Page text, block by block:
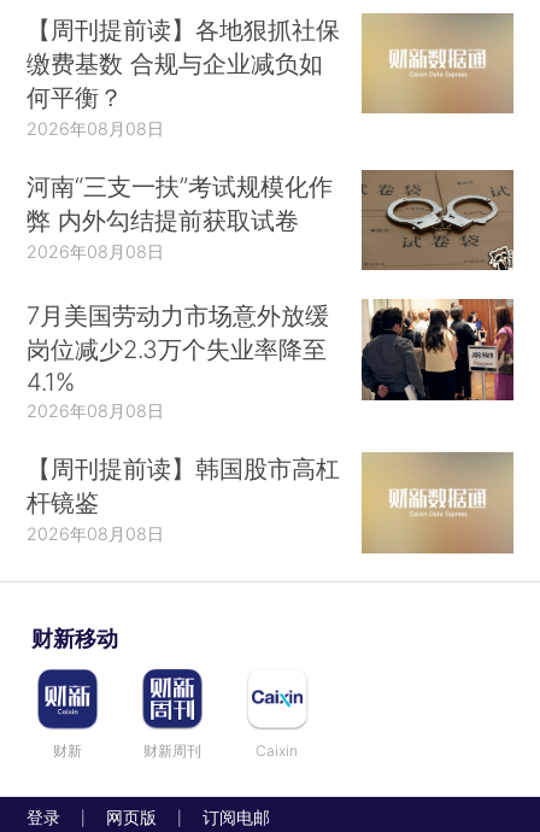
家埃莉诺·奥斯特罗姆（Elinor Ostrom）和心理学
家丹尼尔·卡尼曼（Daniel Kahneman）一定是你最
先想到的例子；此外，经济学博士穆罕默德·尤努斯
（Muhammad Yunus）因对孟加拉乡村银行发展
教于韦尔斯利学院（Wellesley College）的经济学
家、社会学家及和平主义者埃米利·鲍尔奇（Emily
Balch）与约翰·马特（John Raleigh Mott）共同获得
了1946年的诺贝尔和平奖，她的获奖比经济学奖问
世早了20多年。鲍尔奇于1961年去世。）
各领域诺贝尔奖得主的提名和选择信息都要保
信息公开，也就是说，到目前为止只有1969年的信
息公开。
在本文中，我们提供了奖项本身的背景信息以
机构、学术谱系，他们与他们同样受人尊敬的同事
——一些本可能获奖却最终没能获奖的人的联系，
以及某些经济学奖得主对政治、社会政策、商业部
门和个人决策领域的贡献的重要性。在本文中，我
贝尔奖得主进行了分组比较。附录列出了截至2018
【周刊提前读】各地狠抓社保
缴费基数 合规与企业减负如
何平衡？
2026年08月08日
河南“三支一扶”考试规模化作
弊 内外勾结提前获取试卷
2026年08月08日
7月美国劳动力市场意外放缓
岗位减少2.3万个失业率降至
4.1%
2026年08月08日
【周刊提前读】韩国股市高杠
杆镜鉴
2026年08月08日
财新移动
财新 财新周刊 Caixin
登录 网页版 订阅电邮